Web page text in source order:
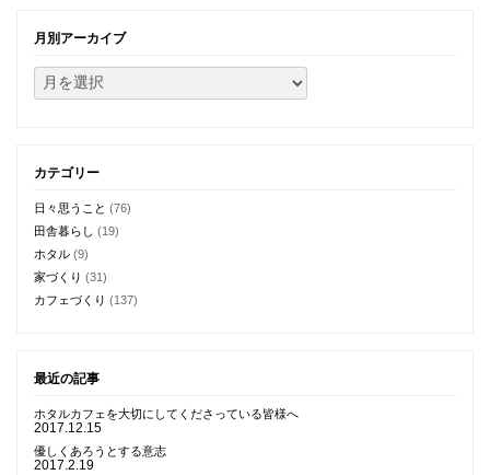
月別アーカイブ
カテゴリー
日々思うこと (76)
田舎暮らし (19)
ホタル (9)
家づくり (31)
カフェづくり (137)
最近の記事
ホタルカフェを大切にしてくださっている皆様へ
2017.12.15
優しくあろうとする意志
2017.2.19